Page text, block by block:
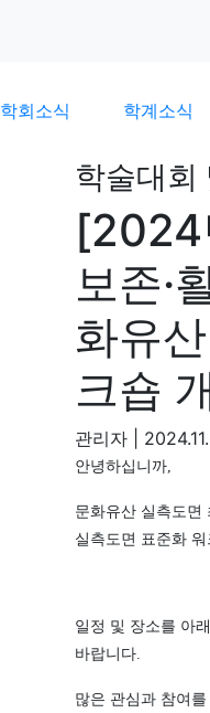
학회소식 학계소식
학술대회
[2024
보존·
화유
크숍
관리자
안녕하십니까,
문화유산 실측도
실측도면 표준화 워
일정 및 장소를 아
바랍니다.
많은 관심과 참여